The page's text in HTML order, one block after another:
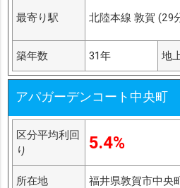
最寄り駅 北陸本線 敦賀 (29
築年数 31年 地
アパガーデンコート中央町
区分平均利回
り
5.4%
所在地 福井県敦賀市中央